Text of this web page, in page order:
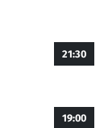
21:30
19:00